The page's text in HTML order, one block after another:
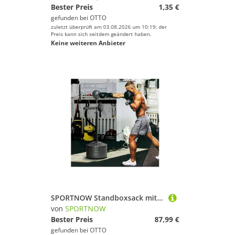
Bester Preis
1,35 €
gefunden bei OTTO
zuletzt überprüft am 03.08.2026 um 10:19; der
Preis kann sich seitdem geändert haben.
Keine weiteren Anbieter
SPORTNOW Standboxsack mit Punchingball, Reflexstange, 1,63-2,05 m höhenverstellbar (Boxständer, 1-tlg., Boxsack), mit Pratze, Standboxtrainer für Boxing, HDPE, Kunstleder
von SPORTNOW
Bester Preis
87,99 €
gefunden bei OTTO